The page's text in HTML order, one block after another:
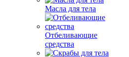
Масла для тела
Отбеливающие
средства